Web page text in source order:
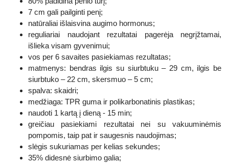
7 cm gali pailginti penį;
natūraliai išlaisvina augimo hormonus;
reguliariai naudojant rezultatai pagerėja negrįžtamai,
išlieka visam gyvenimui;
vos per 6 savaites pasiekiamas rezultatas;
matmenys: bendras ilgis su siurbtuku – 29 cm, ilgis be
siurbtuko – 22 cm, skersmuo – 5 cm;
spalva: skaidri;
medžiaga: TPR guma ir polikarbonatinis plastikas;
naudoti 1 kartą į dieną - 15 min;
greičiau pasiekiami rezultatai nei su vakuuminėmis
pompomis, taip pat ir saugesnis naudojimas;
slėgis sukuriamas per kelias sekundes;
35% didesnė siurbimo galia;